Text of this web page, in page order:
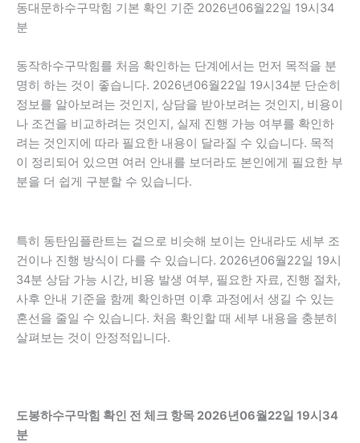
동대문하수구막힘 기본 확인 기준 2026년06월22일 19시34
분
동작하수구막힘를 처음 확인하는 단계에서는 먼저 목적을 분
명히 하는 것이 좋습니다. 2026년06월22일 19시34분 단순히
정보를 알아보려는 것인지, 상담을 받아보려는 것인지, 비용이
나 조건을 비교하려는 것인지, 실제 진행 가능 여부를 확인하
려는 것인지에 따라 필요한 내용이 달라질 수 있습니다. 목적
이 정리되어 있으면 여러 안내를 보더라도 본인에게 필요한 부
분을 더 쉽게 구분할 수 있습니다.
특히 동탄임플란트는 겉으로 비슷해 보이는 안내라도 세부 조
건이나 진행 방식이 다를 수 있습니다. 2026년06월22일 19시
34분 상담 가능 시간, 비용 발생 여부, 필요한 자료, 진행 절차,
사후 안내 기준을 함께 확인하면 이후 과정에서 생길 수 있는
혼선을 줄일 수 있습니다. 처음 확인할 때 세부 내용을 충분히
살펴보는 것이 안정적입니다.
도봉하수구막힘 확인 전 체크 항목 2026년06월22일 19시34
분